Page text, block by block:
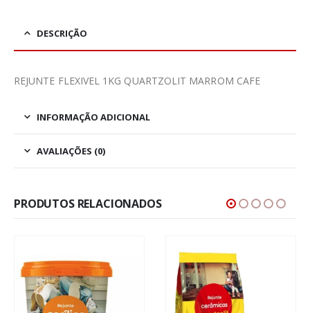
DESCRIÇÃO
REJUNTE FLEXIVEL 1KG QUARTZOLIT MARROM CAFE
INFORMAÇÃO ADICIONAL
AVALIAÇÕES (0)
PRODUTOS RELACIONADOS